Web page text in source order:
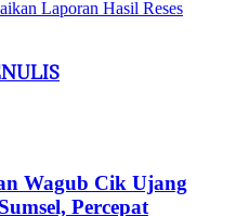
Laporan Hasil Reses
Wagub Cik Ujang
Percepat